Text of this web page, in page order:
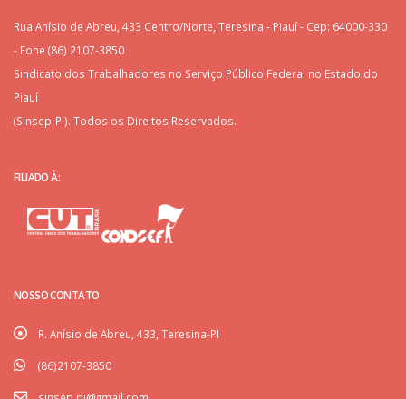
Rua Anísio de Abreu, 433 Centro/Norte, Teresina - Piauí - Cep: 64000-330
- Fone (86) 2107-3850
Sindicato dos Trabalhadores no Serviço Público Federal no Estado do
Piauí
(Sinsep-PI). Todos os Direitos Reservados.
FILIADO À:
NOSSO CONTATO
R. Anísio de Abreu, 433, Teresina-PI
(86)2107-3850